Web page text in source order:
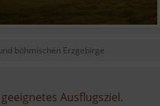
böhmischen Erzgebirge
Ausflugsziel.